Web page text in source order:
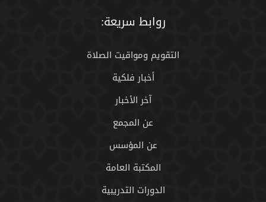
روابط سريعة:
التقويم ومواقيت الصلاة
أخبار فلكية
آخر الأخبار
عن المجمع
عن المؤسس
المكتبة العامة
الدورات التدريبية